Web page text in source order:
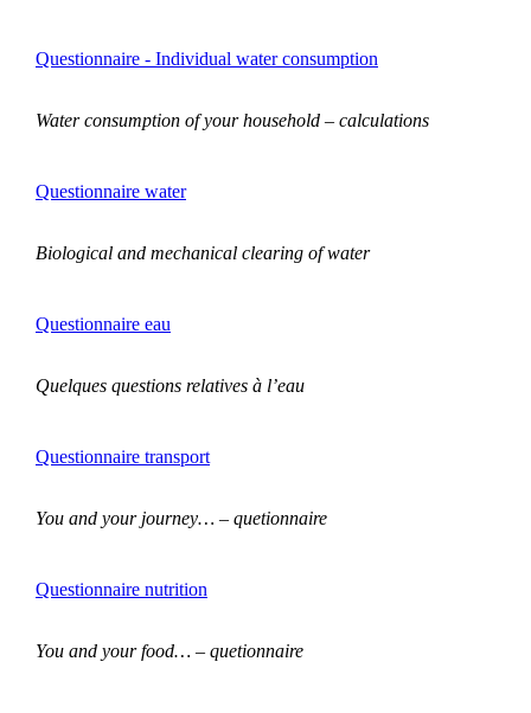
Questionnaire - Individual water consumption
Water consumption of your household – calculations
Questionnaire water
Biological and mechanical clearing of water
Questionnaire eau
Quelques questions relatives à l’eau
Questionnaire transport
You and your journey… – quetionnaire
Questionnaire nutrition
You and your food… – quetionnaire